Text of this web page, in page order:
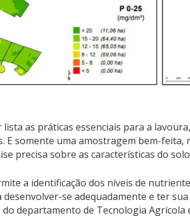
as práticas essenciais para a
E somente uma amostragem bem-feita,
precisa sobre as características do
a identificação dos níveis de
se adequadamente e ter
departamento de Tecnologia Agrícola